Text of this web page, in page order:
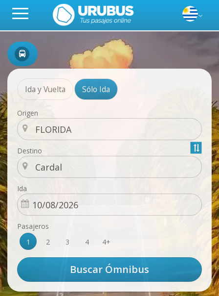
Ida y Vuelta Sólo Ida
Origen
Destino
Ida
Pasajeros
1
2 3 4 4+